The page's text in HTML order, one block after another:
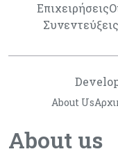
Επιχειρήσεις
Συνεντεύξεις
About us
About Us